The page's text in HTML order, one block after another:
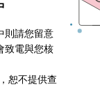
則請您留意
致電與您核
恕不提供查